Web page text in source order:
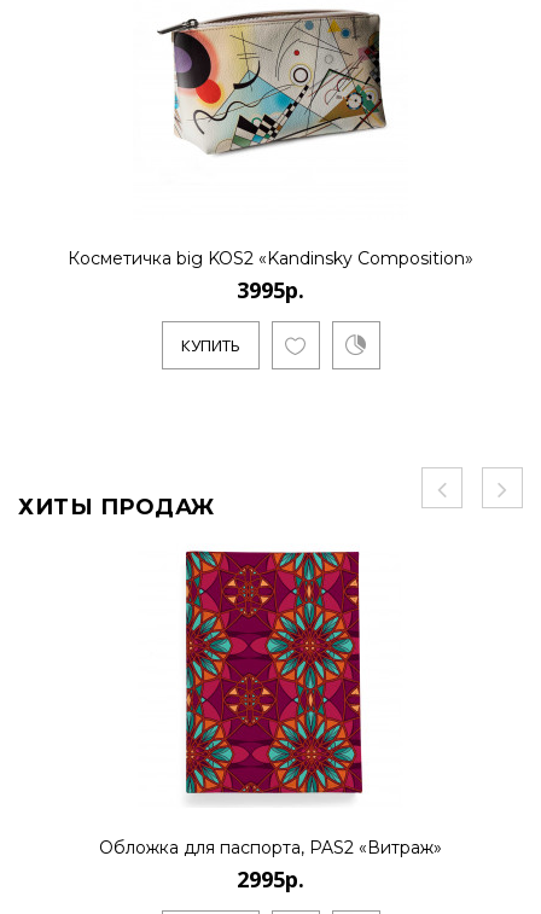
Косметичка big KOS2 «Kandinsky Composition»
3995р.
КУПИТЬ
ХИТЫ ПРОДАЖ
Обложка для паспорта, PAS2 «Витраж»
2995р.